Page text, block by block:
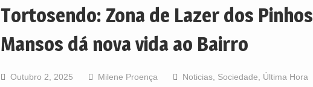
Tortosendo: Zona de Lazer dos Pinhos
Mansos dá nova vida ao Bairro
Outubro 2, 2025 Milene Proença Noticias, Sociedade, Última Hora